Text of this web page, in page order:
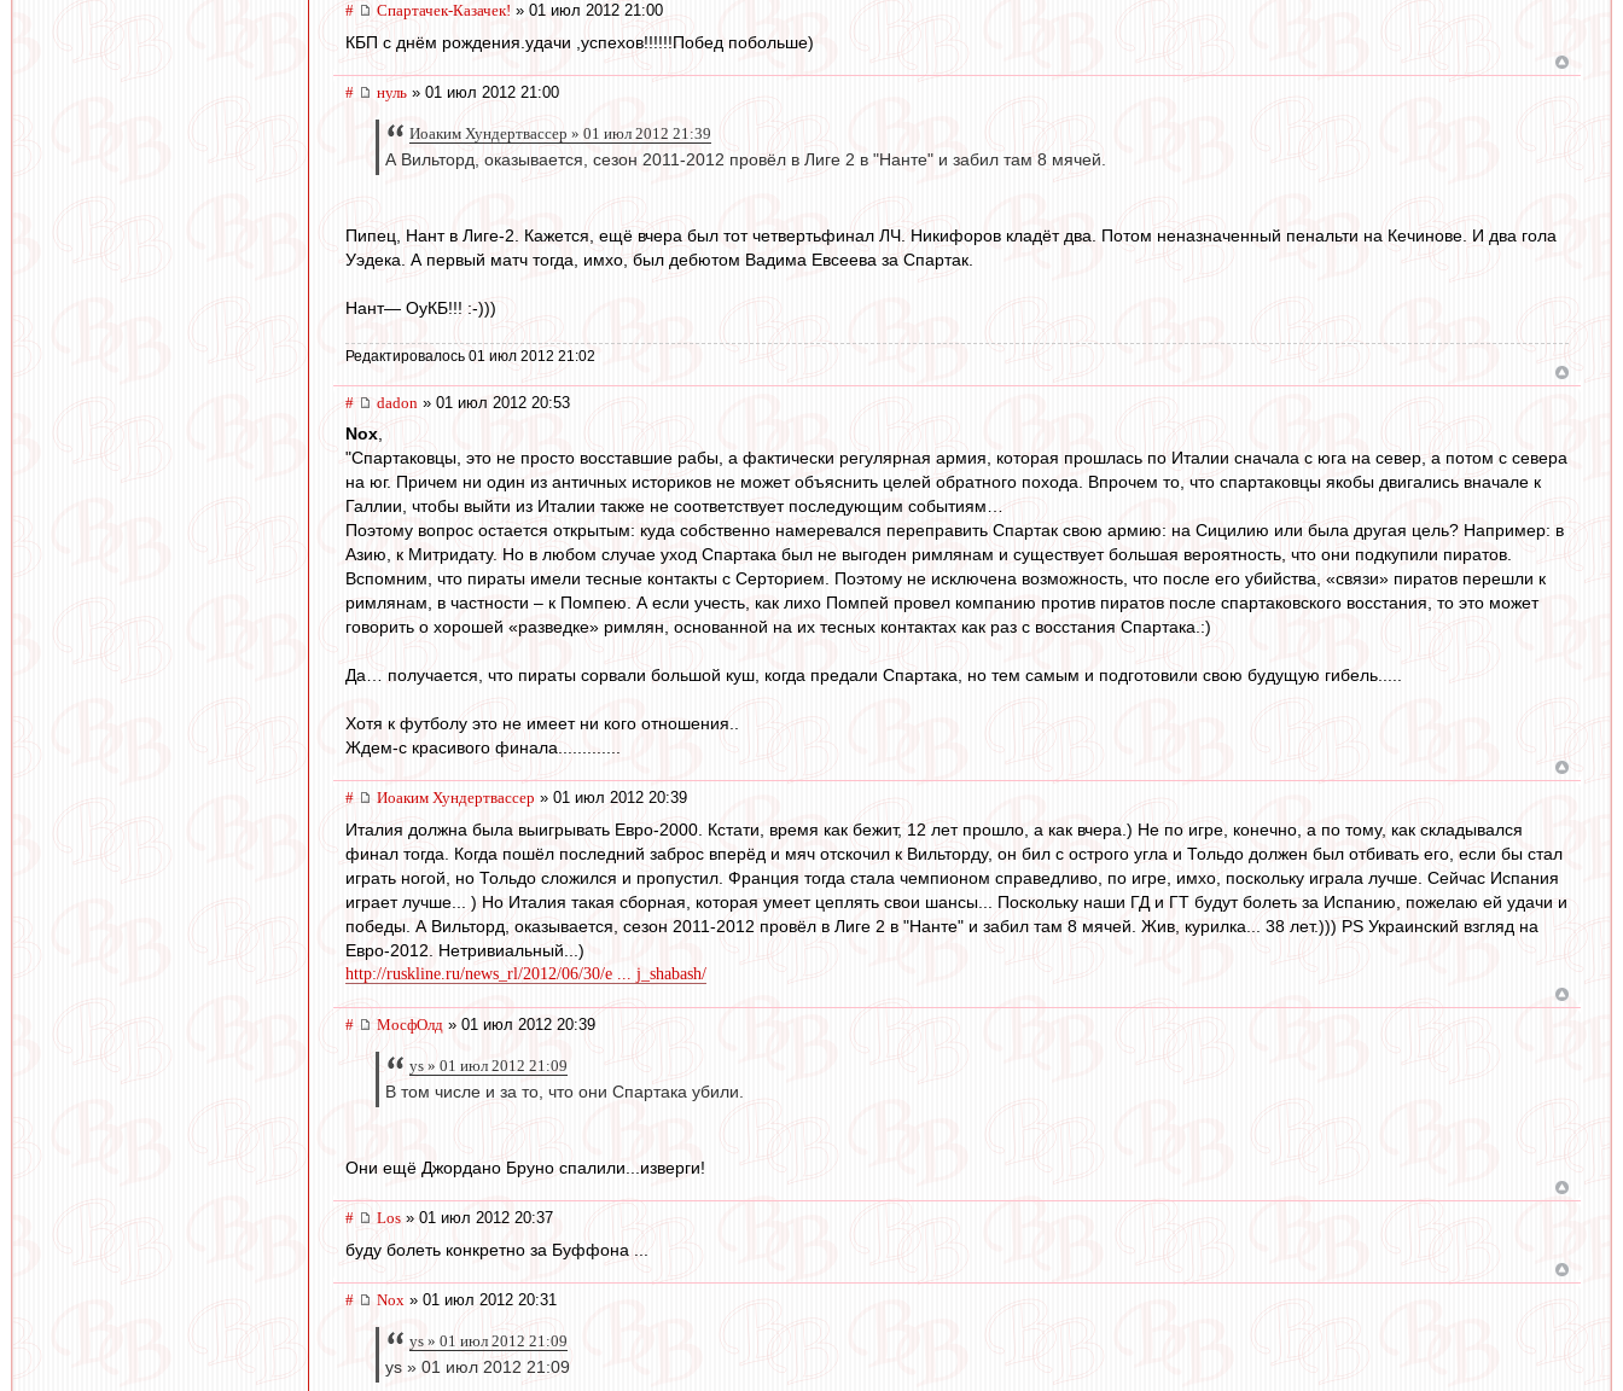
# Спартачек-Казачек! » 01 июл 2012 21:00
КБП с днём рождения.удачи ,успехов!!!!!!Побед побольше)
# нуль » 01 июл 2012 21:00
Иоаким Хундертвассер » 01 июл 2012 21:39
А Вильторд, оказывается, сезон 2011-2012 провёл в Лиге 2 в "Нанте" и забил там 8 мячей.
Пипец, Нант в Лиге-2. Кажется, ещё вчера был тот четвертьфинал ЛЧ. Никифоров кладёт два. Потом неназначенный пенальти на Кечинове. И два гола
Уэдека. А первый матч тогда, имхо, был дебютом Вадима Евсеева за Спартак.
Нант— ОуКБ!!! :-)))
Редактировалось 01 июл 2012 21:02
# dadon » 01 июл 2012 20:53
Nox
"Спартаковцы, это не просто восставшие рабы, а фактически регулярная армия, которая прошлась по Италии сначала с юга на север, а потом с севера
на юг. Причем ни один из античных историков не может объяснить целей обратного похода. Впрочем то, что спартаковцы якобы двигались вначале к
Галлии, чтобы выйти из Италии также не соответствует последующим событиям…
Поэтому вопрос остается открытым: куда собственно намеревался переправить Спартак свою армию: на Сицилию или была другая цель? Например: в
Азию, к Митридату. Но в любом случае уход Спартака был не выгоден римлянам и существует большая вероятность, что они подкупили пиратов.
Вспомним, что пираты имели тесные контакты с Серторием. Поэтому не исключена возможность, что после его убийства, «связи» пиратов перешли к
римлянам, в частности – к Помпею. А если учесть, как лихо Помпей провел компанию против пиратов после спартаковского восстания, то это может
говорить о хорошей «разведке» римлян, основанной на их тесных контактах как раз с восстания Спартака.:)
Да… получается, что пираты сорвали большой куш, когда предали Спартака, но тем самым и подготовили свою будущую гибель.....
Хотя к футболу это не имеет ни кого отношения..
Ждем-с красивого финала.............
# Иоаким Хундертвассер » 01 июл 2012 20:39
Италия должна была выигрывать Евро-2000. Кстати, время как бежит, 12 лет прошло, а как вчера.) Не по игре, конечно, а по тому, как складывался
финал тогда. Когда пошёл последний заброс вперёд и мяч отскочил к Вильторду, он бил с острого угла и Тольдо должен был отбивать его, если бы стал
играть ногой, но Тольдо сложился и пропустил. Франция тогда стала чемпионом справедливо, по игре, имхо, поскольку играла лучше. Сейчас Испания
играет лучше... ) Но Италия такая сборная, которая умеет цеплять свои шансы... Поскольку наши ГД и ГТ будут болеть за Испанию, пожелаю ей удачи и
победы. А Вильторд, оказывается, сезон 2011-2012 провёл в Лиге 2 в "Нанте" и забил там 8 мячей. Жив, курилка... 38 лет.))) PS Украинский взгляд на
Евро-2012. Нетривиальный...)
http://ruskline.ru/news_rl/2012/06/30/e ... j_shabash/
# МосфОлд » 01 июл 2012 20:39
ys » 01 июл 2012 21:09
В том числе и за то, что они Спартака убили.
Они ещё Джордано Бруно спалили...изверги!
# Los » 01 июл 2012 20:37
буду болеть конкретно за Буффона ...
# Nox » 01 июл 2012 20:31
ys » 01 июл 2012 21:09
ys » 01 июл 2012 21:09